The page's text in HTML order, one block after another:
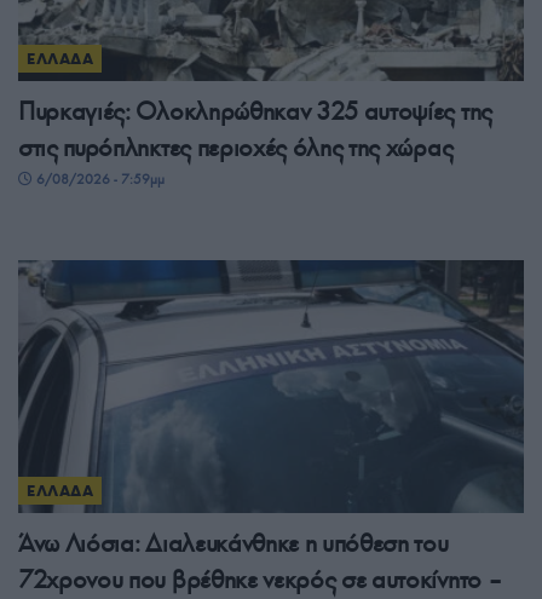
ΕΛΛΑΔΑ
Πυρκαγιές: Ολοκληρώθηκαν 325 αυτοψίες της
στις πυρόπληκτες περιοχές όλης της χώρας
6/08/2026 - 7:59μμ
ΕΛΛΑΔΑ
Άνω Λιόσια: Διαλευκάνθηκε η υπόθεση του
72χρονου που βρέθηκε νεκρός σε αυτοκίνητο –